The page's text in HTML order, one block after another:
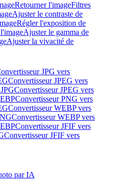
Retourner l'imageFiltres
Ajuster le contraste de
Régler l'exposition de
Ajuster le gamma de
Ajuster la vivacité de
JPG vers
Convertisseur JPEG vers
Convertisseur JPEG vers
Convertisseur PNG vers
Convertisseur WEBP vers
Convertisseur WEBP vers
Convertisseur JFIF vers
Convertisseur JFIF vers
par IA